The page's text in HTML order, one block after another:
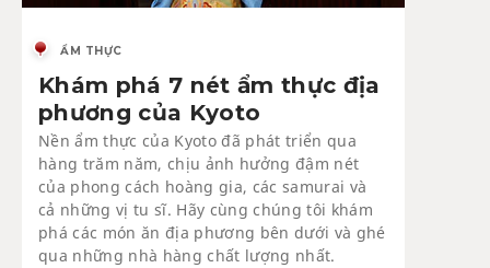
ẨM THỰC
Khám phá 7 nét ẩm thực địa
phương của Kyoto
Nền ẩm thực của Kyoto đã phát triển qua
hàng trăm năm, chịu ảnh hưởng đậm nét
của phong cách hoàng gia, các samurai và
cả những vị tu sĩ. Hãy cùng chúng tôi khám
phá các món ăn địa phương bên dưới và ghé
qua những nhà hàng chất lượng nhất.